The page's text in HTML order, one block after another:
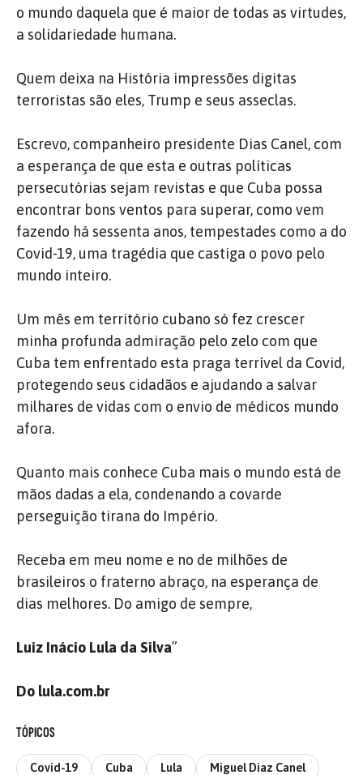
o mundo daquela que é maior de todas as virtudes,
a solidariedade humana.
Quem deixa na História impressões digitas
terroristas são eles, Trump e seus asseclas.
Escrevo, companheiro presidente Dias Canel, com
a esperança de que esta e outras políticas
persecutórias sejam revistas e que Cuba possa
encontrar bons ventos para superar, como vem
fazendo há sessenta anos, tempestades como a do
Covid-19, uma tragédia que castiga o povo pelo
mundo inteiro.
Um mês em território cubano só fez crescer
minha profunda admiração pelo zelo com que
Cuba tem enfrentado esta praga terrível da Covid,
protegendo seus cidadãos e ajudando a salvar
milhares de vidas com o envio de médicos mundo
afora.
Quanto mais conhece Cuba mais o mundo está de
mãos dadas a ela, condenando a covarde
perseguição tirana do Império.
Receba em meu nome e no de milhões de
brasileiros o fraterno abraço, na esperança de
dias melhores. Do amigo de sempre,
Luiz Inácio Lula da Silva”
Do lula.com.br
TÓPICOS
Covid-19 Cuba Lula Miguel Diaz Canel